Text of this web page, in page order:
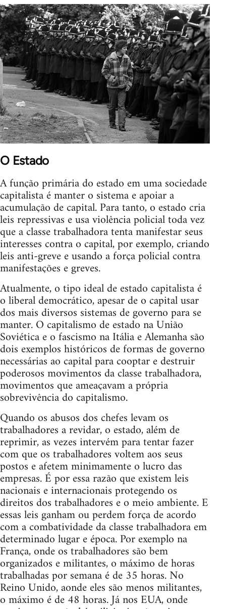
O Estado
A função primária do estado em uma sociedade
capitalista é manter o sistema e apoiar a
acumulação de capital. Para tanto, o estado cria
leis repressivas e usa violência policial toda vez
que a classe trabalhadora tenta manifestar seus
interesses contra o capital, por exemplo, criando
leis anti-greve e usando a força policial contra
manifestações e greves.
Atualmente, o tipo ideal de estado capitalista é
o liberal democrático, apesar de o capital usar
dos mais diversos sistemas de governo para se
manter. O capitalismo de estado na União
Soviética e o fascismo na Itália e Alemanha são
dois exemplos históricos de formas de governo
necessárias ao capital para cooptar e destruir
poderosos movimentos da classe trabalhadora,
movimentos que ameaçavam a própria
sobrevivência do capitalismo.
Quando os abusos dos chefes levam os
trabalhadores a revidar, o estado, além de
reprimir, as vezes intervém para tentar fazer
com que os trabalhadores voltem aos seus
postos e afetem minimamente o lucro das
empresas. É por essa razão que existem leis
nacionais e internacionais protegendo os
direitos dos trabalhadores e o meio ambiente. E
essas leis ganham ou perdem força de acordo
com a combatividade da classe trabalhadora em
determinado lugar e época. Por exemplo na
França, onde os trabalhadores são bem
organizados e militantes, o máximo de horas
trabalhadas por semana é de 35 horas. No
Reino Unido, aonde eles são menos militantes,
o máximo é de 48 horas. Já nos EUA, onde